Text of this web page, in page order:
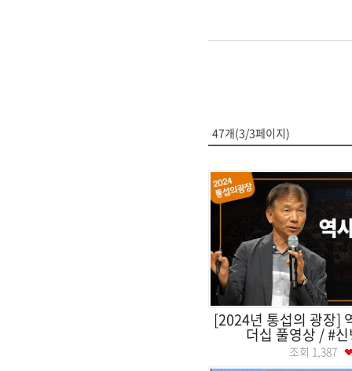
47개(3/3페이지)
[2024년 통섭의 광장]
더십 풀영상 / #
조회 1,387